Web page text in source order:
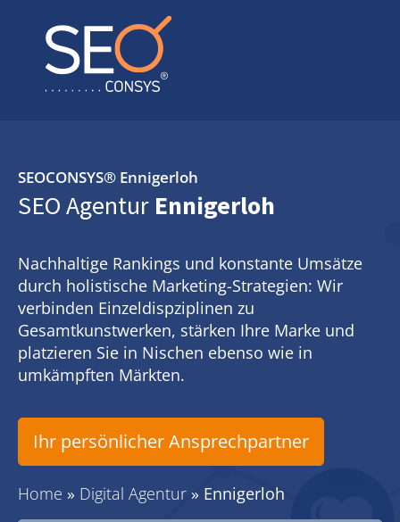
SEOCONSYS® Ennigerloh
SEO Agentur Ennigerloh
Nachhaltige Rankings und konstante Umsätze
durch holistische Marketing-Strategien: Wir
verbinden Einzeldispziplinen zu
Gesamtkunstwerken, stärken Ihre Marke und
platzieren Sie in Nischen ebenso wie in
umkämpften Märkten.
Ihr persönlicher Ansprechpartner
Home » Digital Agentur » Ennigerloh